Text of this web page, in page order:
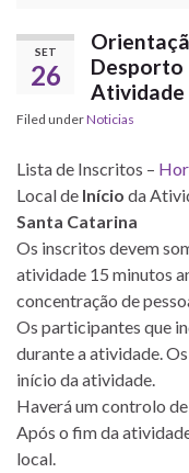
SET
26
Desporto
Atividade
Filed underNoticias
Lista de Inscritos –
Local de Início da
Santa Catarina
Os inscritos devem
atividade 15 minutos
concentração de
Os participantes que
durante a atividade.
início da atividade.
Haverá um controlo
Após o fim da
local.